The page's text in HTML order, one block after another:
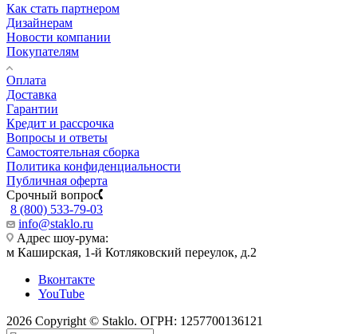
Как стать партнером
Дизайнерам
Новости компании
Покупателям
Оплата
Доставка
Гарантии
Кредит и рассрочка
Вопросы и ответы
Самостоятельная сборка
Политика конфиденциальности
Публичная оферта
Срочный вопрос
8 (800) 533-79-03
info@staklo.ru
Адрес шоу-рума:
м Каширская, 1-й Котляковский переулок, д.2
Вконтакте
YouTube
2026 Copyright © Staklo. ОГРН: 1257700136121